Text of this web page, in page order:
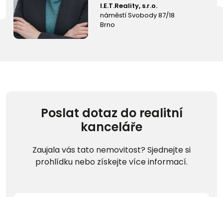
I.E.T.Reality, s.r.o.
náměstí Svobody 87/18
Brno
Poslat dotaz do realitní
kanceláře
Zaujala vás tato nemovitost? Sjednejte si
prohlídku nebo získejte více informací.